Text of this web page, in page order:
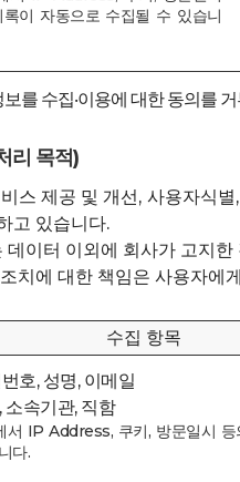
이 자동으로 수집될 수 있습니
를 수집‧이용에 대한 동의를
리 목적)
스 제공 및 개선, 사용자식
고 있습니다.
이터 이외에 회사가 고지
치에 대한 책임은 사용자에
수집 항목
호, 성명, 이메일
소속기관, 직함
IP Address, 쿠키, 방문일시 등
다.